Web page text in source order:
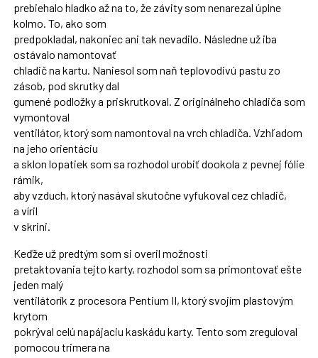
prebiehalo hladko až na to, že závity som nenarezal úplne
kolmo. To, ako som
predpokladal, nakoniec ani tak nevadilo. Následne už iba
ostávalo namontovať
chladič na kartu. Naniesol som naň teplovodivú pastu zo
zásob, pod skrutky dal
gumené podložky a priskrutkoval. Z originálneho chladiča som
vymontoval
ventilátor, ktorý som namontoval na vrch chladiča. Vzhľadom
na jeho orientáciu
a sklon lopatiek som sa rozhodol urobiť dookola z pevnej fólie
rámik,
aby vzduch, ktorý nasával skutočne vyfukoval cez chladič,
a víril
v skrini.
Keďže už predtým som si overil možnosti
pretaktovania tejto karty, rozhodol som sa primontovať ešte
jeden malý
ventilátorík z procesora Pentium II, ktorý svojím plastovým
krytom
pokrýval celú napájaciu kaskádu karty. Tento som zreguloval
pomocou trimera na